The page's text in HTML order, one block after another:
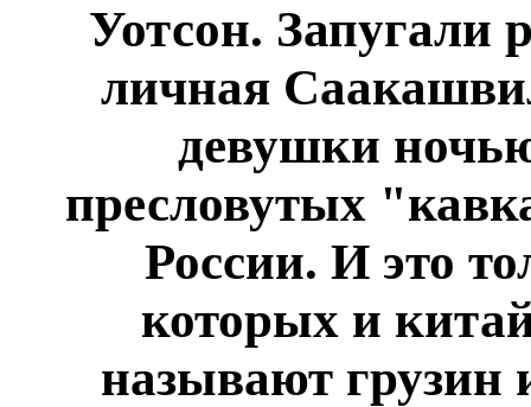
Уотсон. Запугали
личная
девушки
пресловутых
России. И это
которых и
называют